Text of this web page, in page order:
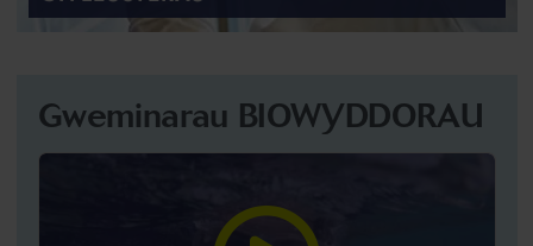
Gweminarau BIOWYDDORAU